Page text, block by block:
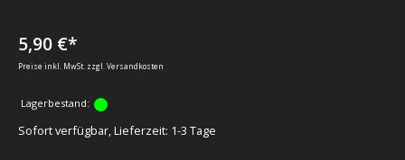
5,90 €*
Preise inkl. MwSt. zzgl. Versandkosten
Lagerbestand:
Sofort verfügbar, Lieferzeit: 1-3 Tage